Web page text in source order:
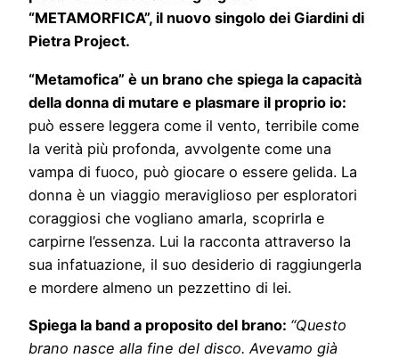
“METAMORFICA”, il nuovo singolo dei Giardini di
Pietra Project.
“Metamofica” è un brano che spiega la capacità
della donna di mutare e plasmare il proprio io:
può essere leggera come il vento, terribile come
la verità più profonda, avvolgente come una
vampa di fuoco, può giocare o essere gelida. La
donna è un viaggio meraviglioso per esploratori
coraggiosi che vogliano amarla, scoprirla e
carpirne l’essenza. Lui la racconta attraverso la
sua infatuazione, il suo desiderio di raggiungerla
e mordere almeno un pezzettino di lei.
Spiega la band a proposito del brano: “Questo
brano nasce alla fine del disco. Avevamo già